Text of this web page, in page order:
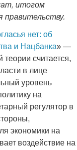
итогом
правительству.
нет: об
и Нацбанка» —
считается,
в лице
уровень
на
регулятор в
экономики на
воздействие на